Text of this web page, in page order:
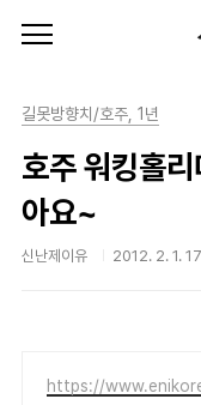
길못방향치/호주, 1년
호주 워킹홀
아요~
신난제이유 2012. 2. 1.
https://